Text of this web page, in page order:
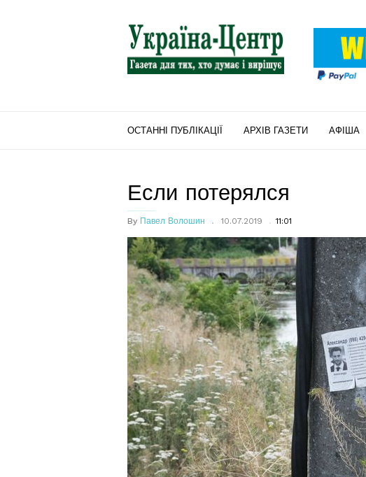
"Україна-
Центр"
ОСТАННІ ПУБЛІКАЦІЇ АРХІВ ГАЗЕТИ АФІША
Если потерялся
By Павел Волошин 10.07.2019 11:01